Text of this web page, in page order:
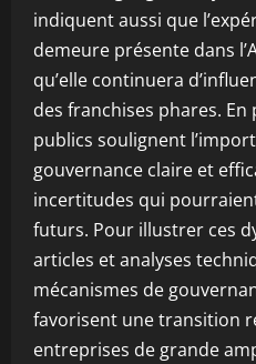
indiquent aussi que
demeure présente dans
qu’elle continuera
des franchises phares. En
publics soulignent
gouvernance claire et
incertitudes qui
futurs. Pour illustrer ces
articles et analyses
mécanismes de
favorisent une transition
entreprises de grande